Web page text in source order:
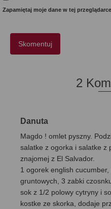
Zapamiętaj moje dane w tej
2
Danuta
Magdo ! omlet pyszny.
salatke z ogorka i salatke z
znajomej z El Salvador.
1 ogorek english
gruntowych, 3 zabki
sok z 1/2 polowy cytryny i
kostke ze skorka, dodaje